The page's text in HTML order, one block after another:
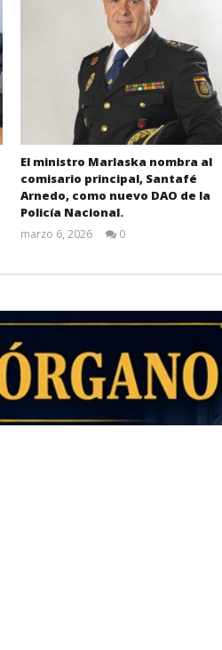
El ministro Marlaska nombra al
comisario principal, Santafé
Arnedo, como nuevo DAO de la
Policía Nacional.
marzo 6, 2026
0